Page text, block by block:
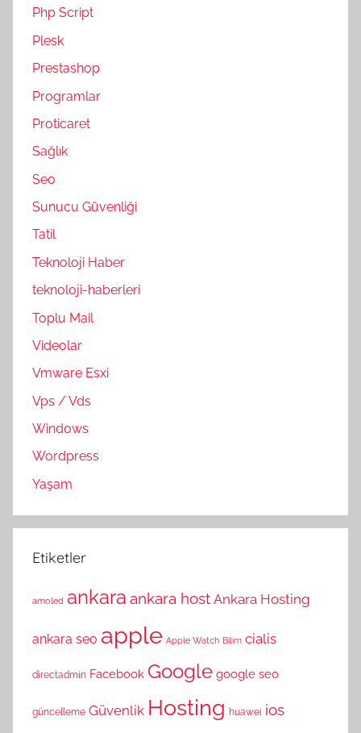
Php Script
Plesk
Prestashop
Programlar
Proticaret
Sağlık
Seo
Sunucu Güvenliği
Tatil
Teknoloji Haber
teknoloji-haberleri
Toplu Mail
Videolar
Vmware Esxi
Vps / Vds
Windows
Wordpress
Yaşam
Etiketler
amoled ankara ankara host Ankara Hosting
ankara seo apple Apple Watch Bilim cialis
directadmin Facebook Google google seo
güncelleme Güvenlik Hosting huawei ios